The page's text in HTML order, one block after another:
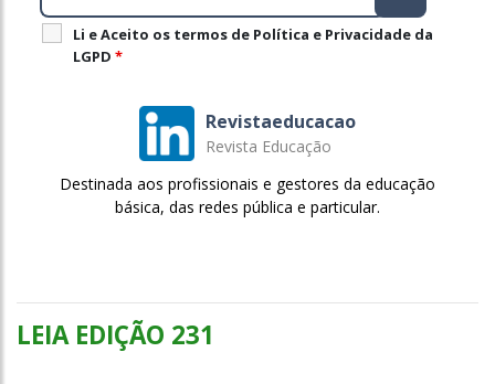
Li e Aceito os termos de Política e Privacidade da
LGPD *
Revistaeducacao
Revista Educação
Destinada aos profissionais e gestores da educação
básica, das redes pública e particular.
LEIA EDIÇÃO 231